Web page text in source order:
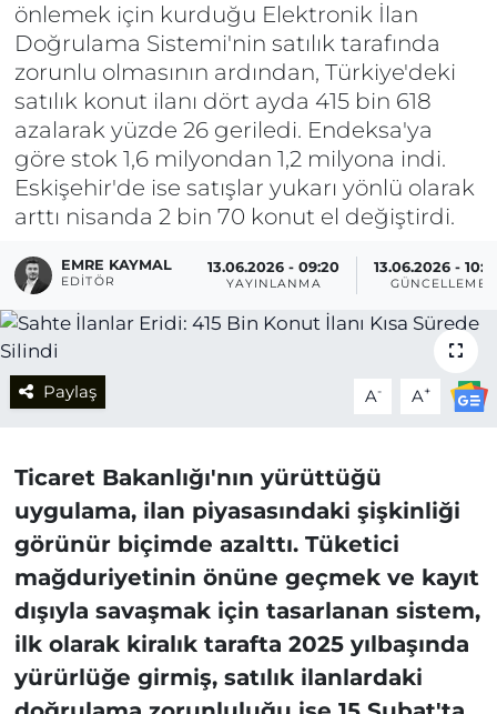
önlemek için kurduğu Elektronik İlan
Doğrulama Sistemi'nin satılık tarafında
zorunlu olmasının ardından, Türkiye'deki
satılık konut ilanı dört ayda 415 bin 618
azalarak yüzde 26 geriledi. Endeksa'ya
göre stok 1,6 milyondan 1,2 milyona indi.
Eskişehir'de ise satışlar yukarı yönlü olarak
arttı nisanda 2 bin 70 konut el değiştirdi.
EMRE KAYMAL
EDITÖR
13.06.2026 - 09:20
YAYINLANMA
13.06.2026 -
GÜNCELLEME
Paylaş A- A+
Ticaret Bakanlığı'nın yürüttüğü
uygulama, ilan piyasasındaki şişkinliği
görünür biçimde azalttı. Tüketici
mağduriyetinin önüne geçmek ve kayıt
dışıyla savaşmak için tasarlanan sistem,
ilk olarak kiralık tarafta 2025 yılbaşında
yürürlüğe girmiş, satılık ilanlardaki